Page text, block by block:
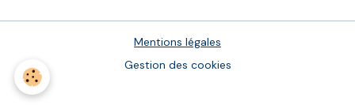
Mentions légales
Gestion des cookies